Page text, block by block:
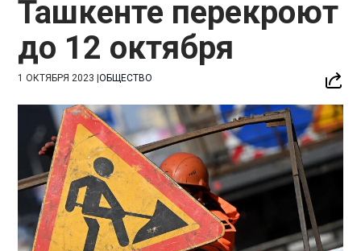
Ташкенте перекроют
до 12 октября
1 ОКТЯБРЯ 2023 |ОБЩЕСТВО